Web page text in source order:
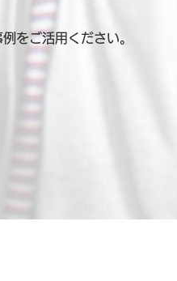
例をご活用ください。